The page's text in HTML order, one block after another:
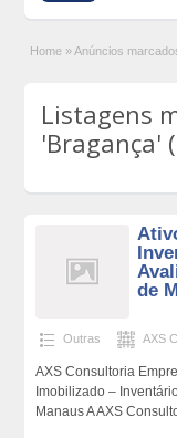
Home » Anúncios
Listagens
'Bragança'
de
Outras AXS
AXS Consultoria
Imobilizado –
Manaus A AXS